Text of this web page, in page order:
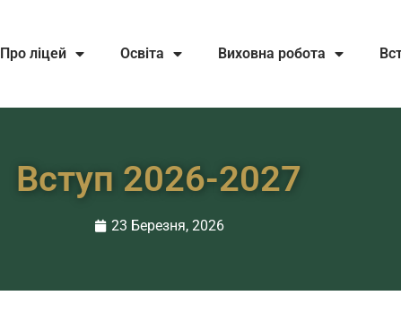
Про ліцей Освіта Виховна робота
Вступ 2026-2027
23 Березня, 2026